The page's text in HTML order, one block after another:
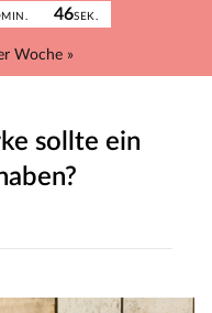
MIN. 46SEK.
Woche »
sollte ein